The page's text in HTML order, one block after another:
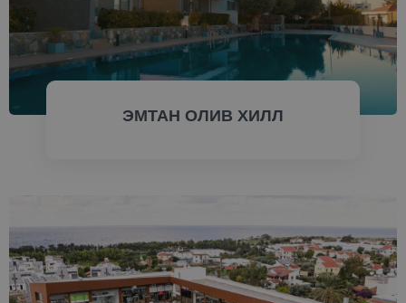
ЭМТАН ОЛИВ ХИЛЛ
ПРОВЕРИТЬ СЕЙЧАС